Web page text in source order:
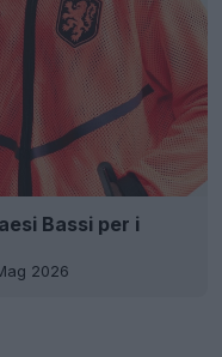
Bassi per i
2026